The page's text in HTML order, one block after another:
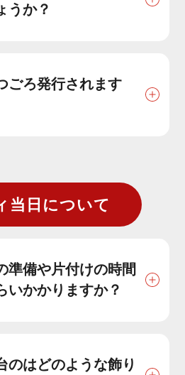
うか？
ごろ発行されます
当日について
準備や片付けの時間
いかかりますか？
のはどのような飾り